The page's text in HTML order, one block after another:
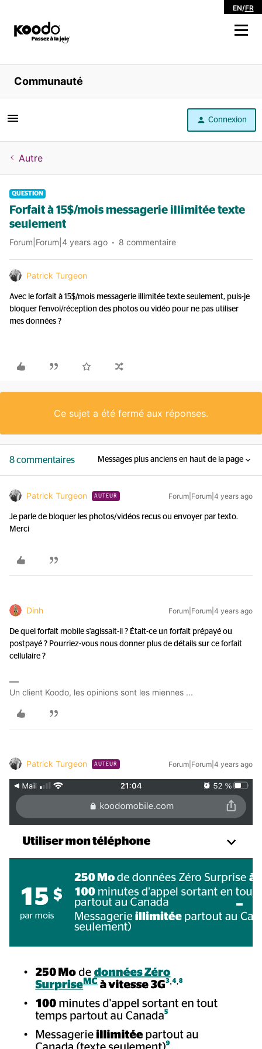
EN/FR
Magasiner
Libre service
Aide
Communauté
Connexion
Autre
QUESTION
Forfait à 15$/mois messagerie illimitée texte
seulement
Forum|Forum|4 years ago 8 commentaire
Patrick Turgeon
Avec le forfait à 15$/mois messagerie illimitée texte seulement, puis-je
bloquer l'envoi/réception des photos ou vidéo pour ne pas utiliser
mes données ?
Ce sujet a été fermé aux réponses.
8 commentaires Messages plus anciens en haut de la page
Patrick Turgeon AUTEUR Forum|Forum|4 years ago
Je parle de bloquer les photos/vidéos recus ou envoyer par texto.
Merci
Dinh Forum|Forum|4 years ago
De quel forfait mobile s'agissait-il ? Était-ce un forfait prépayé ou
postpayé ? Pourriez-vous nous donner plus de détails sur ce forfait
cellulaire ?
Un client Koodo, les opinions sont les miennes ...
Patrick Turgeon AUTEUR Forum|Forum|4 years ago